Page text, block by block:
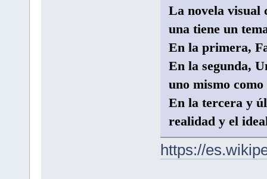
La novela visual
una tiene un
En la primera,
En la segunda,
uno mismo
En la tercera y
realidad y el
https://